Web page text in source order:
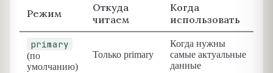
Режим
Откуда
читаем
Когда
использовать
primary
(по
умолчанию)
Только primary
Когда нужны
самые актуальные
данные